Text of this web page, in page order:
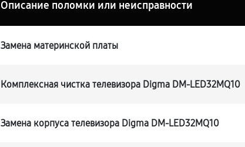
Описание поломки или неисправности
Замена материнской платы
Комплексная чистка телевизора Digma DM-LED32MQ10
Замена корпуса телевизора Digma DM-LED32MQ10